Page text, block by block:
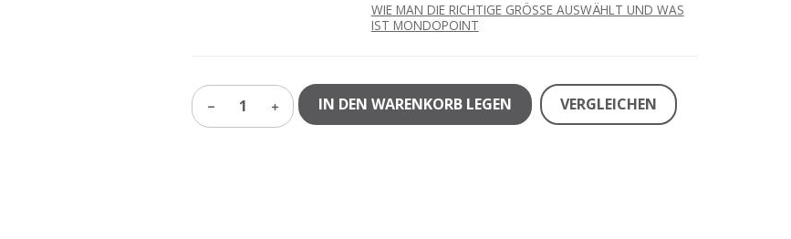
WIE MAN DIE RICHTIGE GRÖSSE AUSWÄHLT UND WAS
IST MONDOPOINT
1 IN DEN WARENKORB LEGEN VERGLEICHEN